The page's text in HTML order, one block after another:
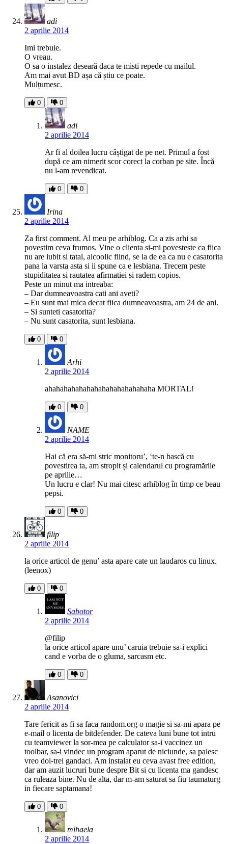
adi
2 aprilie 2014
Imi trebuie.
O vreau.
O sa o instalez deseară daca te misti repede cu mailul.
Am mai avut BD așa că știu ce poate.
Mulțumesc.
0 0
adi
2 aprilie 2014
Ar fi al doilea lucru câștigat de pe net. Primul a fost
după ce am nimerit scor corect la corban pe site. Încă
nu l-am revendicat.
0 0
Irina
2 aprilie 2014
Za first comment. Al meu pe arhiblog. Ca a zis arhi sa
povestim ceva frumos. Vine o clienta si-mi povesteste ca fiica
nu are iubit si tatal, alcoolic fiind, se ia de ea ca nu e casatorita
pana la varsta asta si ii spune ca e lesbiana. Trecem peste
stupiditatea si rautatea afirmatiei si radem copios.
Peste un minut ma intreaba:
– Dar dumneavoastra cati ani aveti?
– Eu sunt mai mica decat fiica dumneavoastra, am 24 de ani.
– Si sunteti casatorita?
– Nu sunt casatorita, sunt lesbiana.
0 0
Arhi
2 aprilie 2014
ahahahahahahahahahahahahahaha MORTAL!
0 0
NAME
2 aprilie 2014
Hai că era să-mi stric monitoru’, ‘te-n bască cu
povestirea ta, am stropit și calendarul cu programările
pe aprilie…
Un lucru e clar! Nu mai citesc arhiblog în timp ce beau
pepsi.
0 0
filip
2 aprilie 2014
la orice articol de genu’ asta apare cate un laudaros cu linux.
(leenox)
0 0
Sabotor
2 aprilie 2014
@filip
la orice articol apare unu’ caruia trebuie sa-i explici
cand e vorba de o gluma, sarcasm etc.
0 0
Asanovici
2 aprilie 2014
Tare fericit as fi sa faca random.org o magie si sa-mi apara pe
e-mail o licenta de bitdefender. De cateva luni bune tot intru
cu teamviewer la sor-mea pe calculator sa-i vaccinez un
toolbar, sa-i vindec un program aparut de niciunde, sa palesc
vreo doi-trei gandaci. Am instalat eu ceva avast free edition,
dar am auzit lucruri bune despre Bit si cu licenta ma gandesc
ca ruleaza bine. Nu de alta, dar m-am saturat sa fiu taumaturg
in fiecare saptamana!
0 0
mihaela
2 aprilie 2014